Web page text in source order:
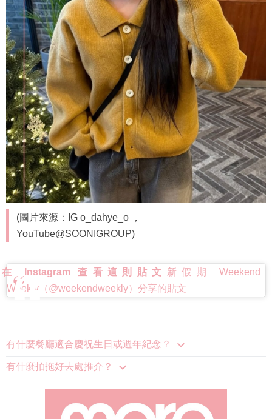
(圖片來源：IG o_dahye_o ，
YouTube@SOONIGROUP)
在 Instagram 查看這則貼文 新假期 Weekend
Weekly（@weekendweekly）分享的貼文
有什麼餐廳適合慶祝生日或週年紀念？
有什麼拍拖好去處推介？